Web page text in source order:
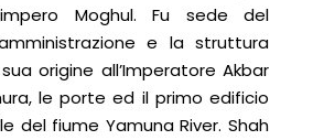
Moghul. Fu sede del
e la struttura
origine all’Imperatore Akbar
le porte ed il primo edificio
del fiume Yamuna River. Shah